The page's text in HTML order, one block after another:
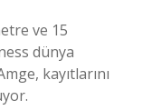
ve 15
dünya
kayıtlarını